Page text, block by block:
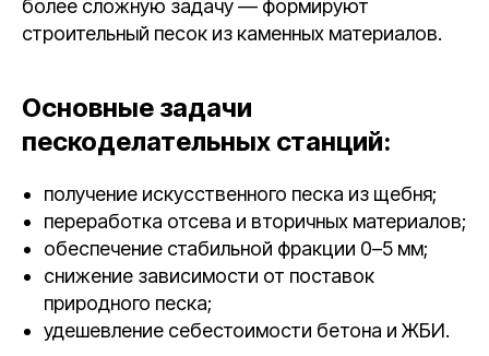
более сложную задачу — формируют
строительный песок из каменных материалов.
Основные задачи
пескоделательных станций:
получение искусственного песка из щебня;
переработка отсева и вторичных материалов;
обеспечение стабильной фракции 0–5 мм;
снижение зависимости от поставок
природного песка;
удешевление себестоимости бетона и ЖБИ.